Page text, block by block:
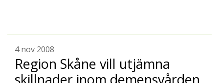
4 nov 2008
Region Skåne vill utjämna
skillnader inom demensvården